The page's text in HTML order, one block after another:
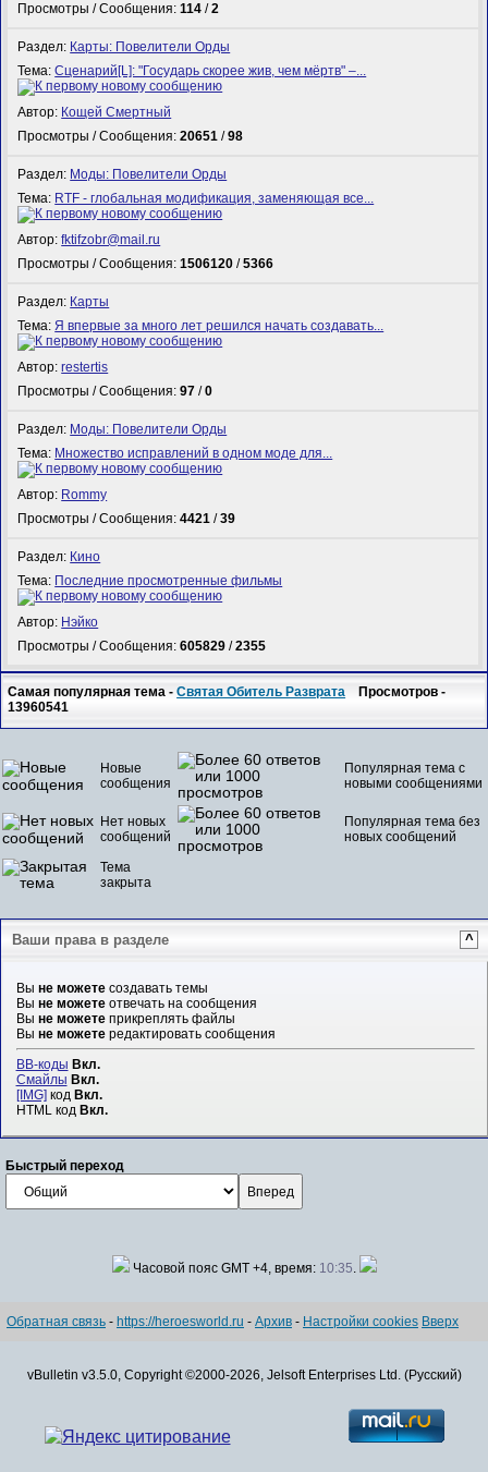
Просмотры / Сообщения:114 /2
Раздел: Карты: Повелители Орды
Тема:Сценарий[L]: "Государь скорее жив, чем мёртв" –...
Автор: Кощей Смертный
Просмотры / Сообщения:20651 /98
Раздел: Моды: Повелители Орды
Тема: RTF - глобальная модификация, заменяющая все...
Автор:fktifzobr@mail.ru
Просмотры / Сообщения:1506120 /5366
Раздел: Карты
Тема:Я впервые за много лет решился начать создавать...
Автор:restertis
Просмотры / Сообщения:97 /0
Раздел: Моды: Повелители Орды
Тема: Множество исправлений в одном моде для...
Автор: Rommy
Просмотры / Сообщения:4421 /39
Раздел: Кино
Тема: Последние просмотренные фильмы
Автор: Нэйко
Просмотры / Сообщения:605829 /2355
Самая популярная тема -Святая Обитель Разврата Просмотров -
13960541
Новые
сообщения
Популярная тема с
новыми сообщениями
Нет новых
сообщений
Популярная тема без
новых сообщений
Тема
закрыта
Ваши права в разделе ^
Вы не можетесоздавать темы
Вы не можетеотвечать на сообщения
Вы не можетеприкреплять файлы
Вы не можетередактировать сообщения
BB-коды Вкл.
Смайлы Вкл.
[IMG]код Вкл.
HTML код Вкл.
Быстрый переход
Часовой пояс GMT +4, время: 10:35.
Обратная связь - https://heroesworld.ru - Архив - Настройки cookies Вверх
vBulletin v3.5.0, Copyright ©2000-2026, Jelsoft Enterprises Ltd. (Русский)